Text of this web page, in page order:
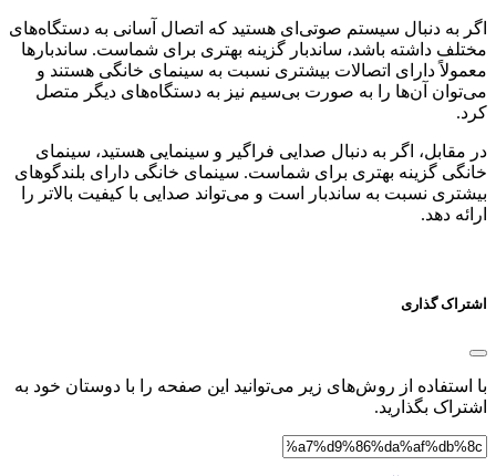
اگر به دنبال سیستم صوتی‌ای هستید که اتصال آسانی به دستگاه‌های
مختلف داشته باشد، ساندبار گزینه بهتری برای شماست. ساندبارها
معمولاً دارای اتصالات بیشتری نسبت به سینمای خانگی هستند و
می‌توان آن‌ها را به صورت بی‌سیم نیز به دستگاه‌های دیگر متصل
کرد.
در مقابل، اگر به دنبال صدایی فراگیر و سینمایی هستید، سینمای
خانگی گزینه بهتری برای شماست. سینمای خانگی دارای بلندگوهای
بیشتری نسبت به ساندبار است و می‌تواند صدایی با کیفیت بالاتر را
ارائه دهد.
اشتراک گذاری
با استفاده از روش‌های زیر می‌توانید این صفحه را با دوستان خود به
اشتراک بگذارید.